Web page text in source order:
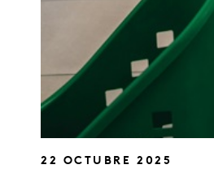
22 OCTUBRE 2025